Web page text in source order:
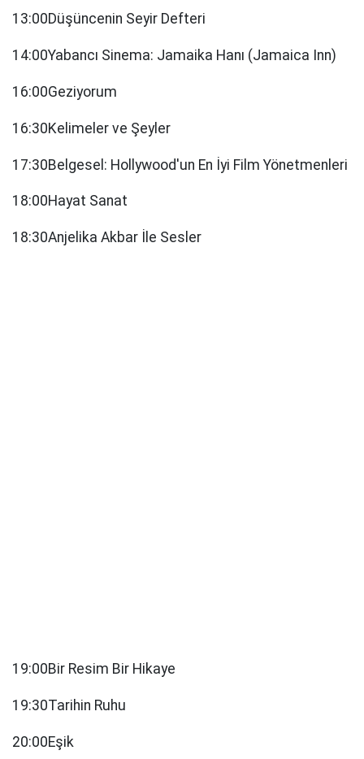
13:00Düşüncenin Seyir Defteri
14:00Yabancı Sinema: Jamaika Hanı (Jamaica Inn)
16:00Geziyorum
16:30Kelimeler ve Şeyler
17:30Belgesel: Hollywood'un En İyi Film Yönetmenleri
18:00Hayat Sanat
18:30Anjelika Akbar İle Sesler
19:00Bir Resim Bir Hikaye
19:30Tarihin Ruhu
20:00Eşik